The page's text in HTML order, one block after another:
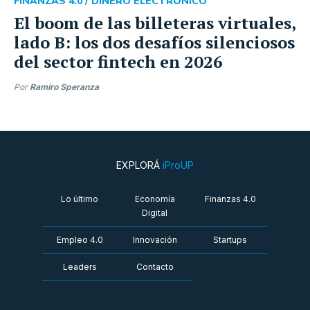
El boom de las billeteras virtuales,
lado B: los dos desafíos silenciosos
del sector fintech en 2026
Por Ramiro Speranza
EXPLORÁ iProUP
Lo último
Economía
Digital
Finanzas 4.0
Empleo 4.0 Innovación Startups
Leaders Contacto